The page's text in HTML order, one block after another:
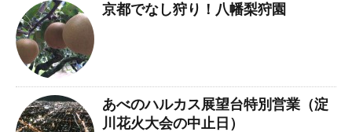
京都でなし狩り！八幡梨狩園
あべのハルカス展望台特別営業（淀
川花火大会の中止日）